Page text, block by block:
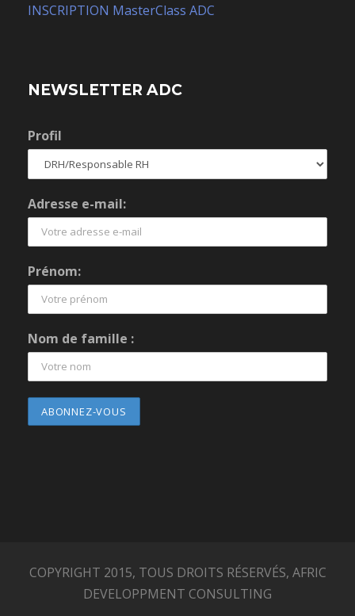
INSCRIPTION MasterClass ADC
NEWSLETTER ADC
Profil
Adresse e-mail:
Prénom:
Nom de famille :
COPYRIGHT 2015, TOUS DROITS RÉSERVÉS, AFRIC
DEVELOPPMENT CONSULTING